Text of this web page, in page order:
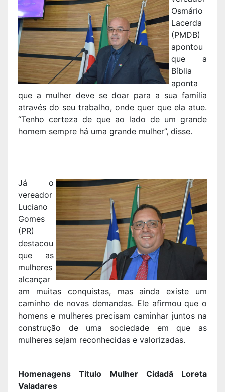
Osmário
Lacerda
(PMDB)
apontou
que a
Bíblia
aponta
que a mulher deve se doar para a sua família
através do seu trabalho, onde quer que ela atue.
“Tenho certeza de que ao lado de um grande
homem sempre há uma grande mulher”, disse.
Já o
vereador
Luciano
Gomes
(PR)
destacou
que as
mulheres
alcançar
am muitas conquistas, mas ainda existe um
caminho de novas demandas. Ele afirmou que o
homens e mulheres precisam caminhar juntos na
construção de uma sociedade em que as
mulheres sejam reconhecidas e valorizadas.
Homenagens Titulo Mulher Cidadã Loreta
Valadares